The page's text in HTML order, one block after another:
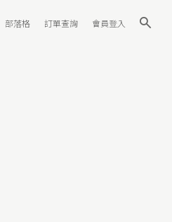
部落格 訂單查詢 會員登入